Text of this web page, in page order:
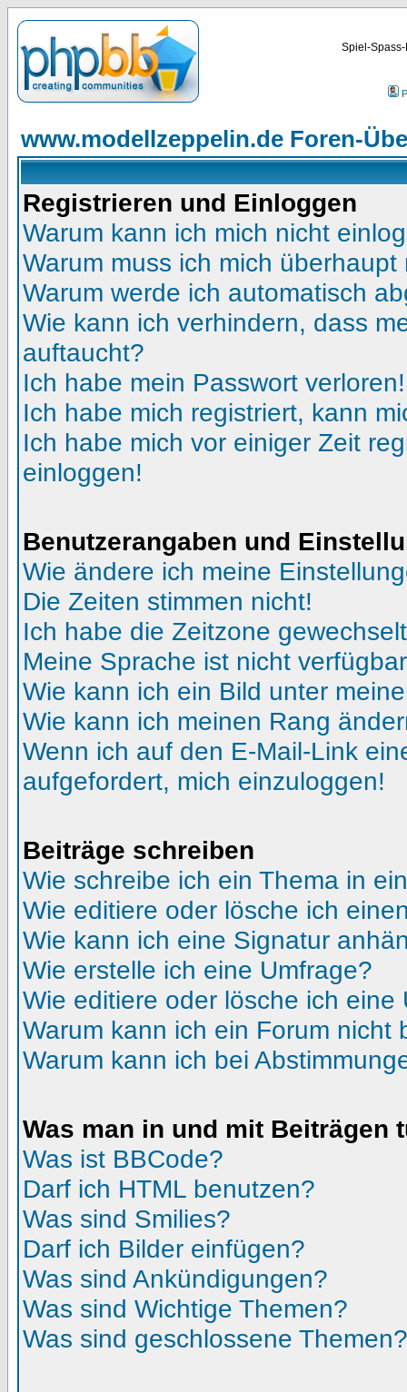
Spiel-
www.modellzeppelin.de Foren-
Registrieren und Einloggen
Warum kann ich mich nicht
Warum muss ich mich überhaupt
Warum werde ich automatisch
Wie kann ich verhindern, dass
auftaucht?
Ich habe mein Passwort verloren!
Ich habe mich registriert, kann
Ich habe mich vor einiger Zeit
einloggen!
Benutzerangaben und
Wie ändere ich meine
Die Zeiten stimmen nicht!
Ich habe die Zeitzone
Meine Sprache ist nicht
Wie kann ich ein Bild unter
Wie kann ich meinen Rang
Wenn ich auf den E-Mail-Link
aufgefordert, mich einzuloggen!
Beiträge schreiben
Wie schreibe ich ein Thema in
Wie editiere oder lösche ich
Wie kann ich eine Signatur
Wie erstelle ich eine Umfrage?
Wie editiere oder lösche ich eine
Warum kann ich ein Forum nicht
Warum kann ich bei
Was man in und mit Beiträgen
Was ist BBCode?
Darf ich HTML benutzen?
Was sind Smilies?
Darf ich Bilder einfügen?
Was sind Ankündigungen?
Was sind Wichtige Themen?
Was sind geschlossene Themen?